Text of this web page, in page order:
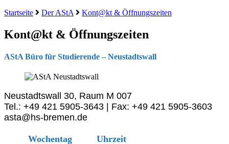
Startseite
Der AStA Kont@kt & Öffnungszeiten
Kont@kt & Öffnungszeiten
AStA Büro für Studierende – Neustadtswall
Neustadtswall 30, Raum M 007
Tel.: +49 421 5905-3643 | Fax: +49 421 5905-3603
asta@hs-bremen.de
Wochentag
Uhrzeit